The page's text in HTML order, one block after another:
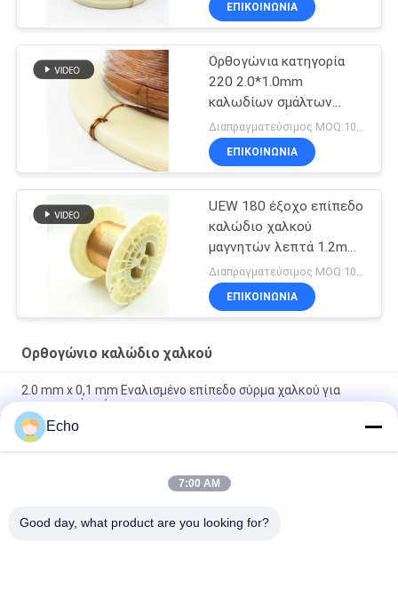
ΕΠΙΚΟΙΝΩΝΙΑ
Ορθογώνια κατηγορία
220 2.0*1.0mm
καλωδίων σμάλτων
χαλκού AIW
ΕΠΙΚΟΙΝΩΝΙΑ
UEW 180 έξοχο επίπεδο
καλώδιο χαλκού
μαγνητών λεπτά 1.2mm
για το τύλιγμα
ΕΠΙΚΟΙΝΩΝΙΑ
Ορθογώνιο καλώδιο χαλκού
2.0 mm x 0,1 mm Εναλισμένο επίπεδο σύρμα χαλκού για
ενεργειακά οχήματα
Υπερ 1,8 mmx0,2 mm UL AIW Εναμελωμένο χαλκό επίπεδο
σύρμα για κινητήρα
UEWH Υπερ λεπτές 1,5 mmx0,1 mm ορθογώνιες σμιλεμένες
Echo
7:00 AM
Good day, what product are you looking for?